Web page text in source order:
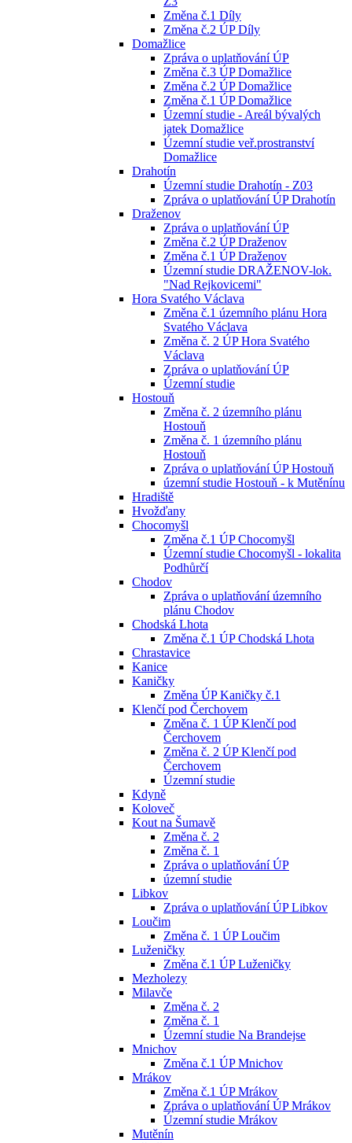
Změna č.1 Díly
Změna č.2 ÚP Díly
Domažlice
Zpráva o uplatňování ÚP
Změna č.3 ÚP Domažlice
Změna č.2 ÚP Domažlice
Změna č.1 ÚP Domažlice
Územní studie - Areál bývalých
jatek Domažlice
Územní studie veř.prostranství
Domažlice
Drahotín
Územní studie Drahotín - Z03
Zpráva o uplatňování ÚP Drahotín
Draženov
Zpráva o uplatňování ÚP
Změna č.2 ÚP Draženov
Změna č.1 ÚP Draženov
Územní studie DRAŽENOV-lok.
"Nad Rejkovicemi"
Hora Svatého Václava
Změna č.1 územního plánu Hora
Svatého Václava
Změna č. 2 ÚP Hora Svatého
Václava
Zpráva o uplatňování ÚP
Územní studie
Hostouň
Změna č. 2 územního plánu
Hostouň
Změna č. 1 územního plánu
Hostouň
Zpráva o uplatňování ÚP Hostouň
územní studie Hostouň - k Mutěnínu
Hradiště
Hvožďany
Chocomyšl
Změna č.1 ÚP Chocomyšl
Územní studie Chocomyšl - lokalita
Podhůrčí
Chodov
Zpráva o uplatňování územního
plánu Chodov
Chodská Lhota
Změna č.1 ÚP Chodská Lhota
Chrastavice
Kanice
Kaničky
Změna ÚP Kaničky č.1
Klenčí pod Čerchovem
Změna č. 1 ÚP Klenčí pod
Čerchovem
Změna č. 2 ÚP Klenčí pod
Čerchovem
Územní studie
Kdyně
Koloveč
Kout na Šumavě
Změna č. 2
Změna č. 1
Zpráva o uplatňování ÚP
územní studie
Libkov
Zpráva o uplatňování ÚP Libkov
Loučim
Změna č. 1 ÚP Loučim
Luženičky
Změna č.1 ÚP Luženičky
Mezholezy
Milavče
Změna č. 2
Změna č. 1
Územní studie Na Brandejse
Mnichov
Změna č.1 ÚP Mnichov
Mrákov
Změna č.1 ÚP Mrákov
Zpráva o uplatňování ÚP Mrákov
Územní studie Mrákov
Mutěnín